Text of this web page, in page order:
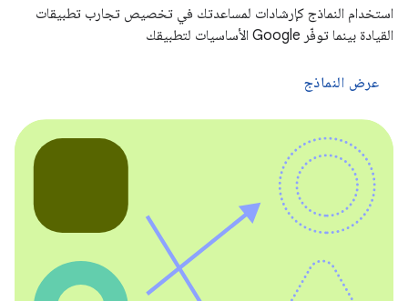
استخدام النماذج كإرشادات لمساعدتك في تخصيص تجارب تطبيقات
القيادة بينما توفّر Google الأساسيات لتطبيقك
عرض النماذج